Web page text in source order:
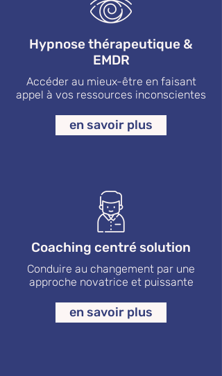
Hypnose thérapeutique &
EMDR
Accéder au mieux-être en faisant
appel à vos ressources inconscientes
en savoir plus
Coaching centré solution
Conduire au changement par une
approche novatrice et puissante
en savoir plus